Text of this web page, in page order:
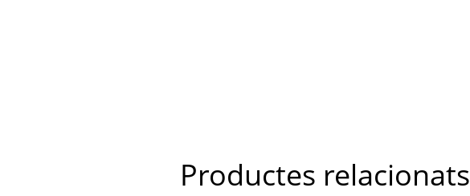
Productes relacionats